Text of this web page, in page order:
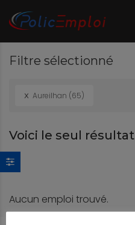
Filtre sélectionné
x Aureilhan (65)
Voici le seul résultat
Aucun emploi trouvé.